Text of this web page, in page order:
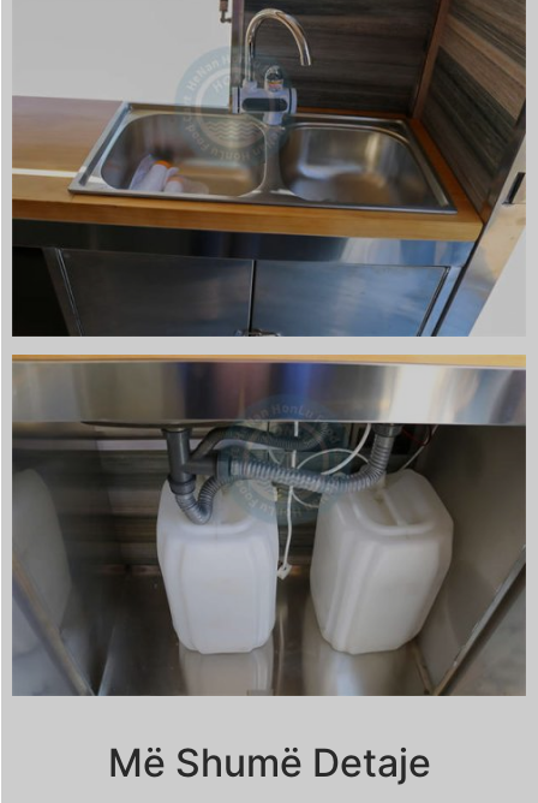
Më Shumë Detaje